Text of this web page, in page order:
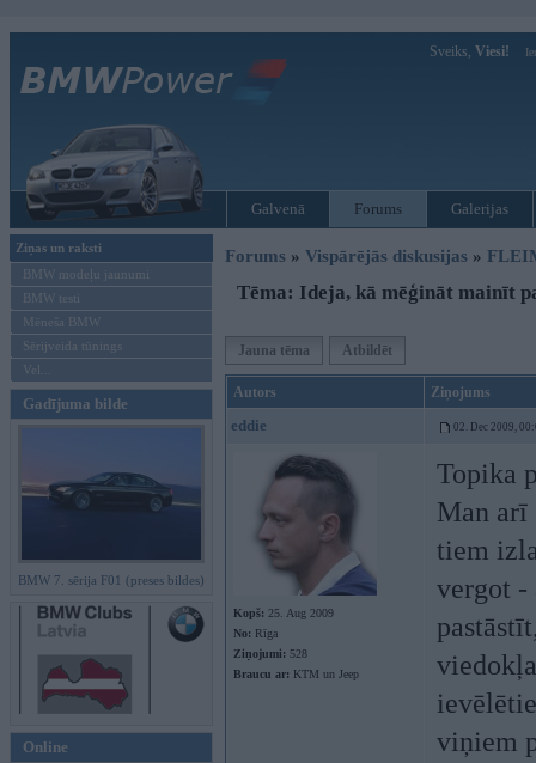
Sveiks, Viesi!
Galvenā Forums Galerijas
Ziņas un raksti
BMW modeļu jaunumi
BMW testi
Mēneša BMW
Sērijveida tūnings
Vel...
Gadījuma bilde
BMW 7. sērija F01 (preses bildes)
Online
Forums » Vispārējās diskusijas »
Tēma: Ideja, kā mēģināt mainīt
Jauna tēma Atbildēt
Autors Ziņojums
eddie 02. Dec 2009,
Kopš: 25. Aug 2009
No: Rīga
Ziņojumi: 528
Braucu ar: KTM un Jeep
Topika
Man arī
tiem
vergot -
viņiem